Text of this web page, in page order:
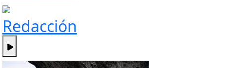
Redacción